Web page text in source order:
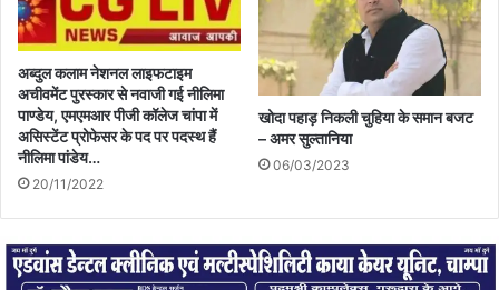
अब्दुल कलाम नेशनल लाइफटाइम
अचीवमेंट पुरस्कार से नवाजी गई नीलिमा
पाण्डेय, एमएमआर पीजी कॉलेज चांपा में
असिस्टेंट प्रोफेसर के पद पर पदस्थ हैं
नीलिमा पांडेय…
20/11/2022
खोदा पहाड़ निकली चुहिया के समान बजट
– अमर सुल्तानिया
06/03/2023